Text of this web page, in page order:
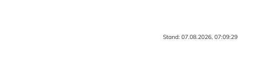
Stand: 07.08.2026, 07:09:29